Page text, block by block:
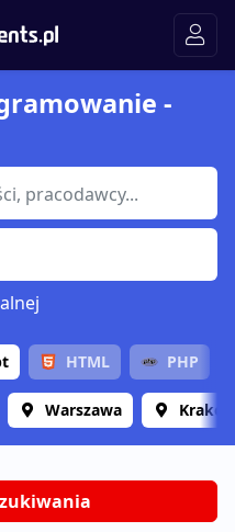
-
HTML PHP
Warszawa